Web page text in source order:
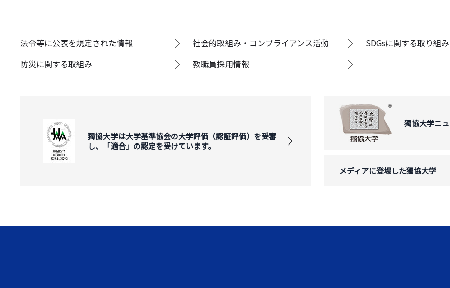
法令等に公表を規定された情報 社会的取組み・コンプライアンス活動
SDGsに関する取り組み
防災に関する取組み
教職員採用情報
獨協大学は大学基準協会の大学評価（認証評価）を受審
し、「適合」の認定を受けています。
獨協大学ニ
メディアに登場した獨協大学